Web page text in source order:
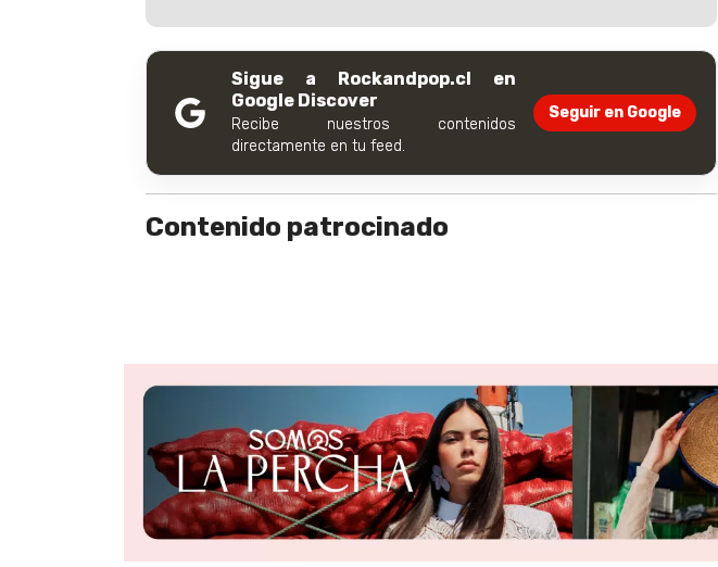
Sigue a Rockandpop.cl en
Google Discover
Recibe nuestros contenidos
directamente en tu feed.
Seguir en Google
Contenido patrocinado